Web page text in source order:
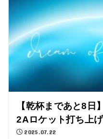
【乾杯まであと8日
2Aロケット打ち上
2025.07.22